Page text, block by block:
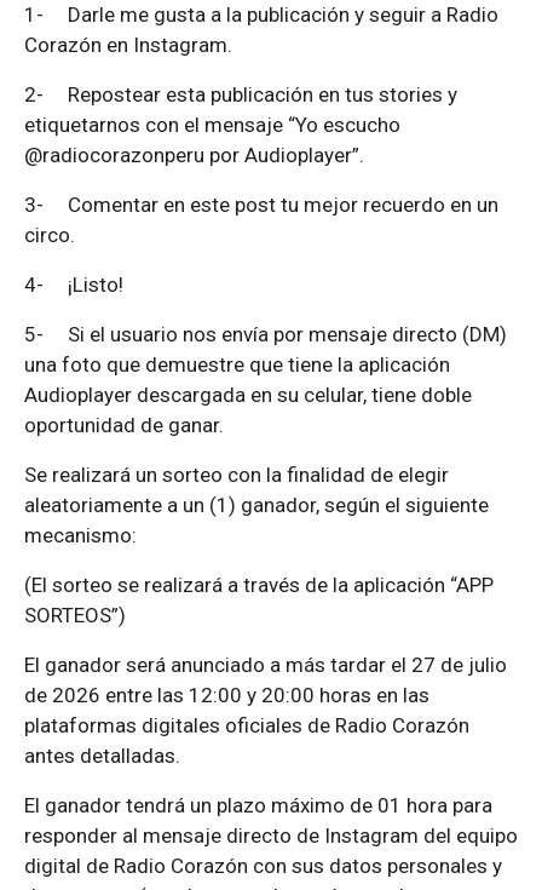
1- Darle me gusta a la publicación y seguir a Radio
Corazón en Instagram.
2- Repostear esta publicación en tus stories y
etiquetarnos con el mensaje “Yo escucho
@radiocorazonperu por Audioplayer”.
3- Comentar en este post tu mejor recuerdo en un
circo.
4- ¡Listo!
5- Si el usuario nos envía por mensaje directo (DM)
una foto que demuestre que tiene la aplicación
Audioplayer descargada en su celular, tiene doble
oportunidad de ganar.
Se realizará un sorteo con la finalidad de elegir
aleatoriamente a un (1) ganador, según el siguiente
mecanismo:
(El sorteo se realizará a través de la aplicación “APP
SORTEOS”)
El ganador será anunciado a más tardar el 27 de julio
de 2026 entre las 12:00 y 20:00 horas en las
plataformas digitales oficiales de Radio Corazón
antes detalladas.
El ganador tendrá un plazo máximo de 01 hora para
responder al mensaje directo de Instagram del equipo
digital de Radio Corazón con sus datos personales y